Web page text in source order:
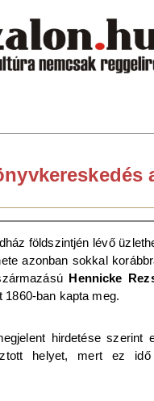
földszintjén lévő
azonban sokkal
Hennicke
1860-ban kapta meg.
hirdetése szerint
helyet, mert ez